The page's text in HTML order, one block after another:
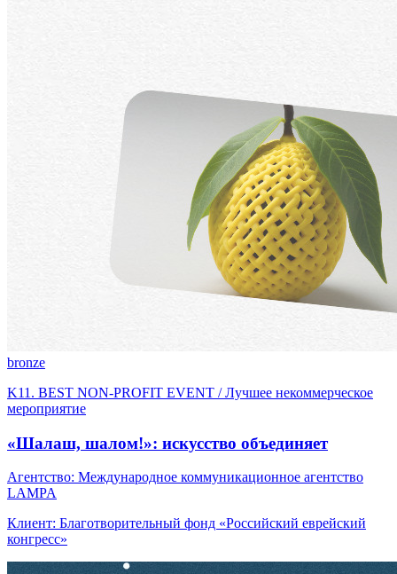
bronze
K11. BEST NON-PROFIT EVENT / Лучшее некоммерческое
мероприятие
«Шалаш, шалом!»: искусство объединяет
Агентство: Международное коммуникационное агентство
LAMPA
Клиент: Благотворительный фонд «Российский еврейский
конгресс»